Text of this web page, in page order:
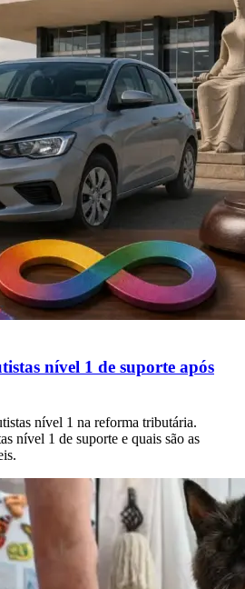
nível 1 de suporte após
nível 1 na reforma tributária.
nível 1 de suporte e quais são as